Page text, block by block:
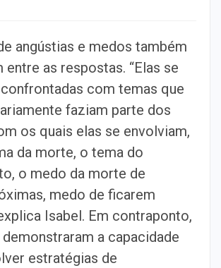
angústias e medos também
entre as respostas. “Elas se
com temas que
faziam parte dos
os quais elas se envolviam,
da morte, o tema do
o medo da morte de
medo de ficarem
Isabel. Em contraponto,
a capacidade
estratégias de